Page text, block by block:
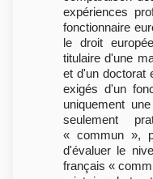
expériences
fonctionnaire
le droit
titulaire d'une
et d'un doctorat
exigés d'un
uniquement
seulement
« commun »,
d'évaluer le
français «